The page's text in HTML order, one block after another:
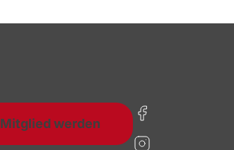
Mitglied werden